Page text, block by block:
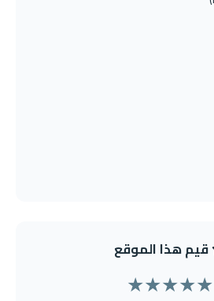
قيم هذا الموقع
★
★
★
★
★